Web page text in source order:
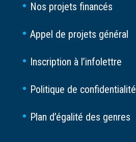
Nos projets financés
Appel de projets général
Inscription à l’infolettre
Politique de confidentialité
Plan d’égalité des genres